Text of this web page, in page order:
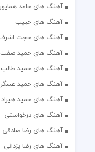
آهنگ های حامد
آهنگ های حبیب
آهنگ های حجت اشرف
آهنگ های حمید صفت
آهنگ های حمید طالب
آهنگ های حمید
آهنگ های حمید هیراد
آهنگ های درخواستی
آهنگ های رضا صادقی
آهنگ های رضا یزدانی